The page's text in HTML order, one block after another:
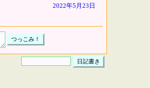
2022年5月23日